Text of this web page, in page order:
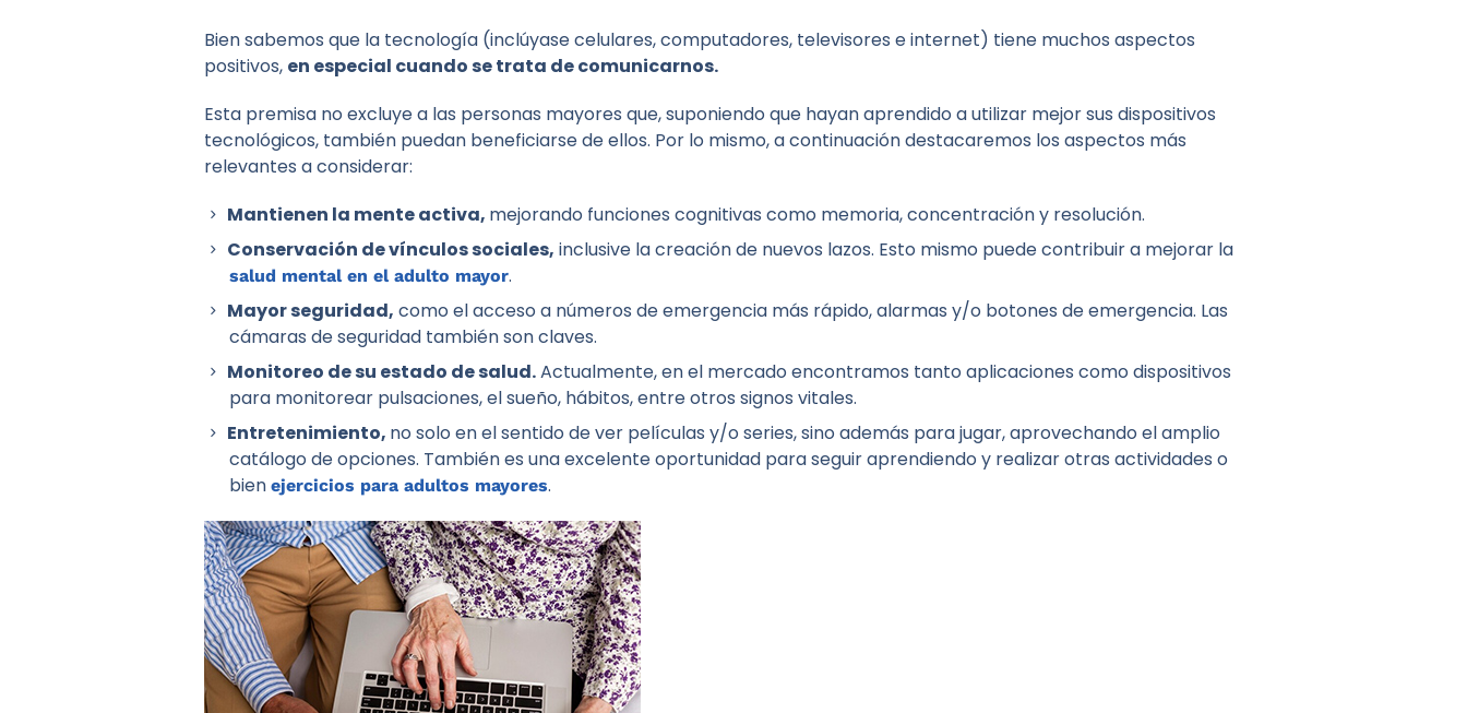
Bien sabemos que la tecnología (inclúyase celulares, computadores, televisores e internet) tiene muchos aspectos
positivos, en especial cuando se trata de comunicarnos.
Esta premisa no excluye a las personas mayores que, suponiendo que hayan aprendido a utilizar mejor sus dispositivos
tecnológicos, también puedan beneficiarse de ellos. Por lo mismo, a continuación destacaremos los aspectos más
relevantes a considerar:
Mantienen la mente activa, mejorando funciones cognitivas como memoria, concentración y resolución.
Conservación de vínculos sociales, inclusive la creación de nuevos lazos. Esto mismo puede contribuir a mejorar la
salud mental en el adulto mayor.
Mayor seguridad, como el acceso a números de emergencia más rápido, alarmas y/o botones de emergencia. Las
cámaras de seguridad también son claves.
Monitoreo de su estado de salud.Actualmente, en el mercado encontramos tanto aplicaciones como dispositivos
para monitorear pulsaciones, el sueño, hábitos, entre otros signos vitales.
Entretenimiento, no solo en el sentido de ver películas y/o series, sino además para jugar, aprovechando el amplio
catálogo de opciones. También es una excelente oportunidad para seguir aprendiendo y realizar otras actividades o
bien ejercicios para adultos mayores.